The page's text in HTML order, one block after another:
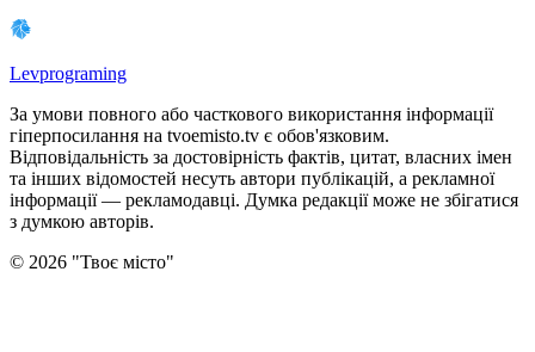
Levprograming
За умови повного або часткового використання iнформацiї
гіперпосилання на tvoemisto.tv є обов'язковим.
Відповідальність за достовірність фактів, цитат, власних імен
та інших відомостей несуть автори публікацій, а рекламної
інформації — рекламодавці. Думка редакцiї може не збiгатися
з думкою авторiв.
© 2026 "Твоє місто"